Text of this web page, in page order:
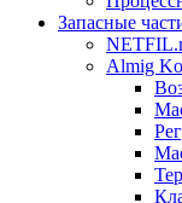
Запасные
Almig